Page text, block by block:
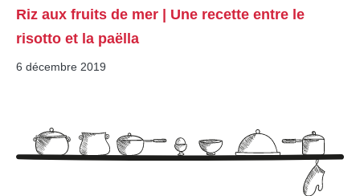
Riz aux fruits de mer | Une recette entre le
risotto et la paëlla
6 décembre 2019